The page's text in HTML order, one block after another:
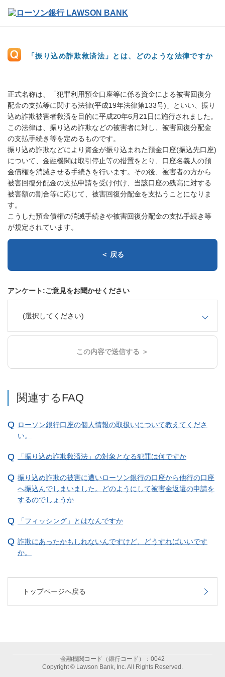
「振り込め詐欺救済法」とは、どのような法律ですか
正式名称は、「犯罪利用預金口座等に係る資金による被害回復分
配金の支払等に関する法律(平成19年法律第133号)」といい、振り
込め詐欺被害者救済を目的に平成20年6月21日に施行されました。
この法律は、振り込め詐欺などの被害者に対し、被害回復分配金
の支払手続き等を定めるものです。
振り込め詐欺などにより資金が振り込まれた預金口座(振込先口座)
について、金融機関は取引停止等の措置をとり、口座名義人の預
金債権を消滅させる手続きを行います。その後、被害者の方から
被害回復分配金の支払申請を受け付け、当該口座の残高に対する
被害額の割合等に応じて、被害回復分配金を支払うことになりま
す。
こうした預金債権の消滅手続きや被害回復分配金の支払手続き等
が規定されています。
＜ 戻る
アンケート:ご意見をお聞かせください
(選択してください)
この内容で送信する ＞
関連するFAQ
ローソン銀行口座の個人情報の取扱いについて教えてくださ
い。
「振り込め詐欺救済法」の対象となる犯罪は何ですか
振り込め詐欺の被害に遭いローソン銀行の口座から他行の口座
へ振込んでしまいました。どのようにして被害金返還の申請を
するのでしょうか
「フィッシング」とはなんですか
詐欺にあったかもしれないんですけど、どうすればいいです
か。
トップページへ戻る
金融機関コード（銀行コード）：0042
Copyright © Lawson Bank, Inc. All Rights Reserved.